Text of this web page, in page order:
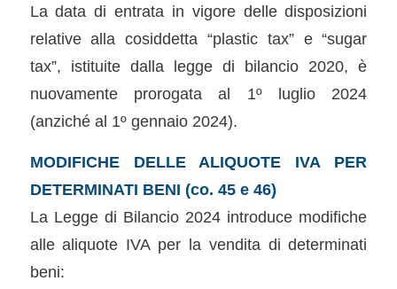
La data di entrata in vigore delle disposizioni
relative alla cosiddetta “plastic tax” e “sugar
tax”, istituite dalla legge di bilancio 2020, è
nuovamente prorogata al 1º luglio 2024
(anziché al 1º gennaio 2024).
MODIFICHE DELLE ALIQUOTE IVA PER
DETERMINATI BENI (co. 45 e 46)
La Legge di Bilancio 2024 introduce modifiche
alle aliquote IVA per la vendita di determinati
beni: